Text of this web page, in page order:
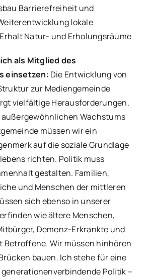
Barrierefreiheit und
lokale
Natur- und Erholungsräume
als Mitglied des
einsetzen: Die Entwicklung von
zur Mediengemeinde
vielfältige Herausforderungen.
Wachstums
müssen wir ein
auf die soziale Grundlage
richten. Politik muss
gestalten. Familien,
und Menschen der mittleren
sich ebenso in unserer
wie ältere Menschen,
Demenz-Erkrankte und
Betroffene. Wir müssen hinhören
bauen. Ich stehe für eine
Politik –